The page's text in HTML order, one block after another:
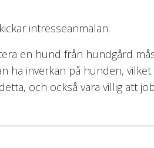
intresseanmälan:
en hund från hundgård
ha inverkan på hunden,
och också vara villig att